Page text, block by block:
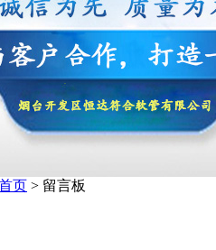
页 > 留言板